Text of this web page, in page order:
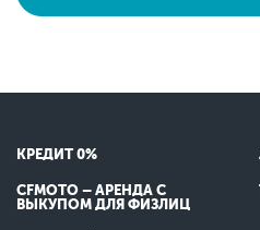
КРЕДИТ 0%
CFMOTO – АРЕНДА С
ВЫКУПОМ ДЛЯ ФИЗЛИЦ